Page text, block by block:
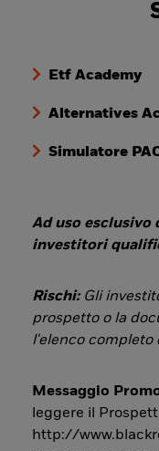
Etf Academy
Alternatives
Simulatore
Ad uso esclusivo
investitori
Rischi: Gli
prospetto o la
l'elenco completo
Messaggio
leggere il
http://